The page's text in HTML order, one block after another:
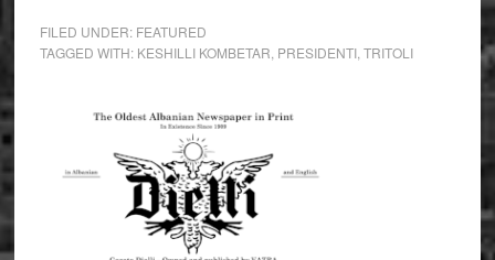
FILED UNDER: FEATURED
TAGGED WITH: KESHILLI KOMBETAR PRESIDENTI, TRITOLI